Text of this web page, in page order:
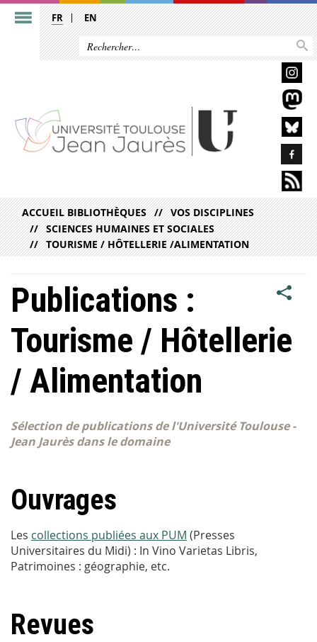
FR EN
ACCUEIL BIBLIOTHÈQUES
VOS DISCIPLINES
SCIENCES HUMAINES ET SOCIALES
TOURISME / HÔTELLERIE /ALIMENTATION
Publications :
Tourisme / Hôtellerie
/ Alimentation
Sélection de publications de l'Université Toulouse -
Jean Jaurès dans le domaine
Ouvrages
Les collections publiées aux PUM (Presses
Universitaires du Midi) : In Vino Varietas Libris,
Patrimoines : géographie, etc.
Revues